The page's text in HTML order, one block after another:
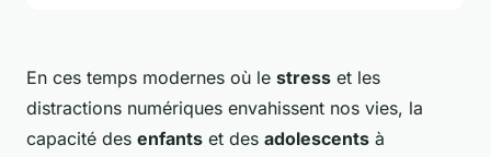
En ces temps modernes où le stress et les
distractions numériques envahissent nos vies, la
capacité des enfants et des adolescents à